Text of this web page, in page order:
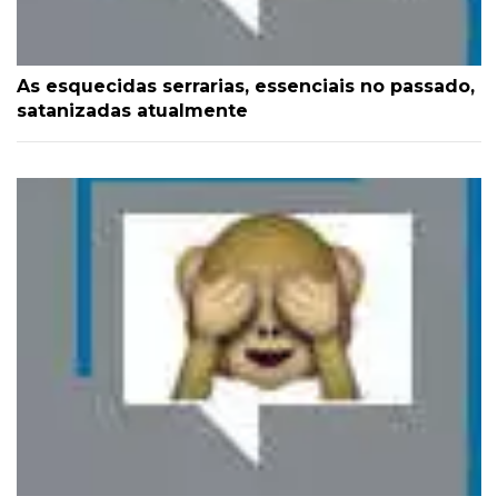
As esquecidas serrarias, essenciais no passado,
satanizadas atualmente